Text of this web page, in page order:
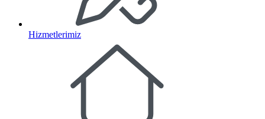
Hizmetlerimiz